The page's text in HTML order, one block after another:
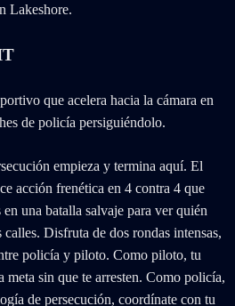
Lakeshore.
empieza y termina aquí. El
acción frenética en 4 contra 4 que
una batalla salvaje para ver quién
Disfruta de dos rondas intensas,
policía y piloto. Como piloto, tu
sin que te arresten. Como policía,
de persecución, coordínate con tu